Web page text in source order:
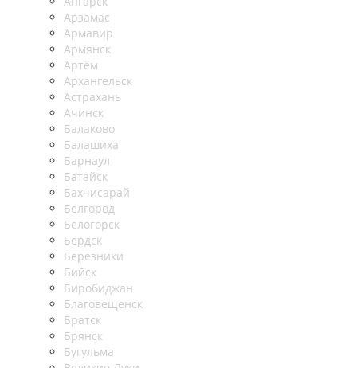
Арзамас
Армавир
Армянск
Артём
Архангельск
Астрахань
Ачинск
Балаково
Балашиха
Барнаул
Батайск
Бахчисарай
Белгород
Белогорск
Бердск
Березники
Бийск
Биробиджан
Благовещенск
Братск
Брянск
Бугульма